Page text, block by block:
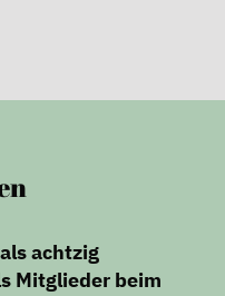
achtzig
Mitglieder beim